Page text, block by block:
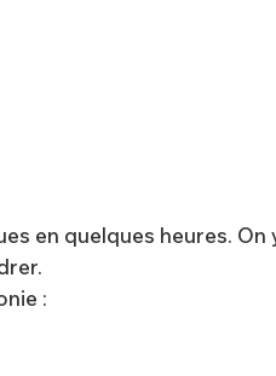
en quelques heures.
: